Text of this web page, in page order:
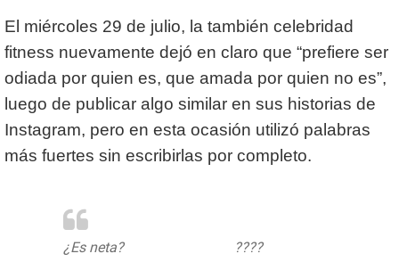
El miércoles 29 de julio, la también celebridad
fitness nuevamente dejó en claro que “prefiere ser
odiada por quien es, que amada por quien no es”,
luego de publicar algo similar en sus historias de
Instagram, pero en esta ocasión utilizó palabras
más fuertes sin escribirlas por completo.
¿Es neta?
????